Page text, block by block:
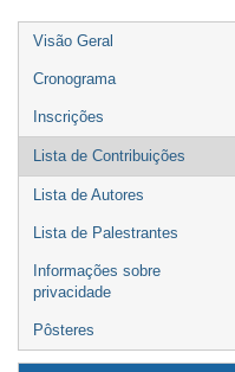
Event
menu
Visão Geral
Cronograma
Inscrições
Lista de Contribuições
Lista de Autores
Lista de Palestrantes
Informações sobre
privacidade
Pôsteres